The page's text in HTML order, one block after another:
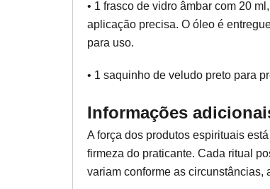
• 1 frasco de vidro âmbar com 20
aplicação precisa. O óleo é
para uso.
• 1 saquinho de veludo preto para
Informações
A força dos produtos espirituais
firmeza do praticante. Cada ritual
variam conforme as circunstâncias,